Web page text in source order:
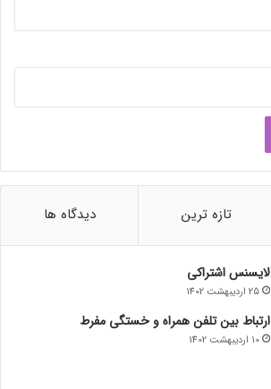
تازه ترین دیدگاه ها
لایسنس اشتراکی
25 اردیبهشت 1402
ارتباط بین تلفن همراه و خستگی مفرط
10 اردیبهشت 1402